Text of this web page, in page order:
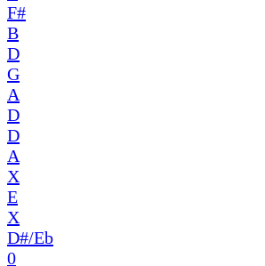
F#
B
D
G
A
D
D
A
X
E
X
D#/Eb
0